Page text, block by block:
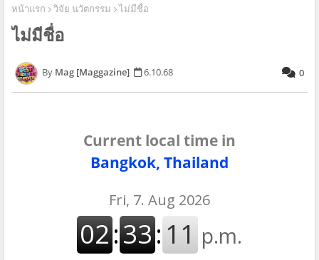
หน้าแรก วิจัย นวัตกรรม ไม่มีชื่อ
ไม่มีชื่อ
Mag [Maggazine] 6.10.68 0
Current local time in
Bangkok, Thailand